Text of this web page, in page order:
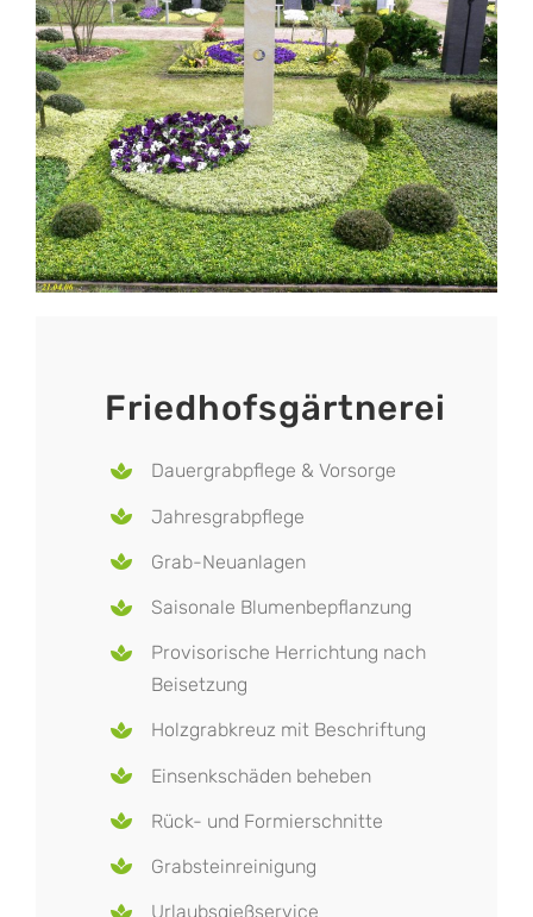
Friedhofsgärtnerei
Dauergrabpflege & Vorsorge
Jahresgrabpflege
Grab-Neuanlagen
Saisonale Blumenbepflanzung
Provisorische Herrichtung nach
Beisetzung
Holzgrabkreuz mit Beschriftung
Einsenkschäden beheben
Rück- und Formierschnitte
Grabsteinreinigung
Urlaubsgießservice